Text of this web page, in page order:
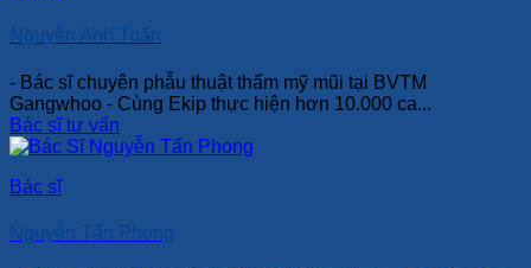
Nguyễn Anh Tuấn
- Bác sĩ chuyên phẫu thuật thẩm mỹ mũi tại BVTM
Gangwhoo - Cùng Ekip thực hiện hơn 10.000 ca...
Bác sĩ tư vấn
Bác sĩ
Nguyễn Tấn Phong